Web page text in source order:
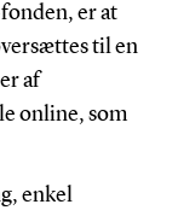
er at
til en
af
online, som
enkel